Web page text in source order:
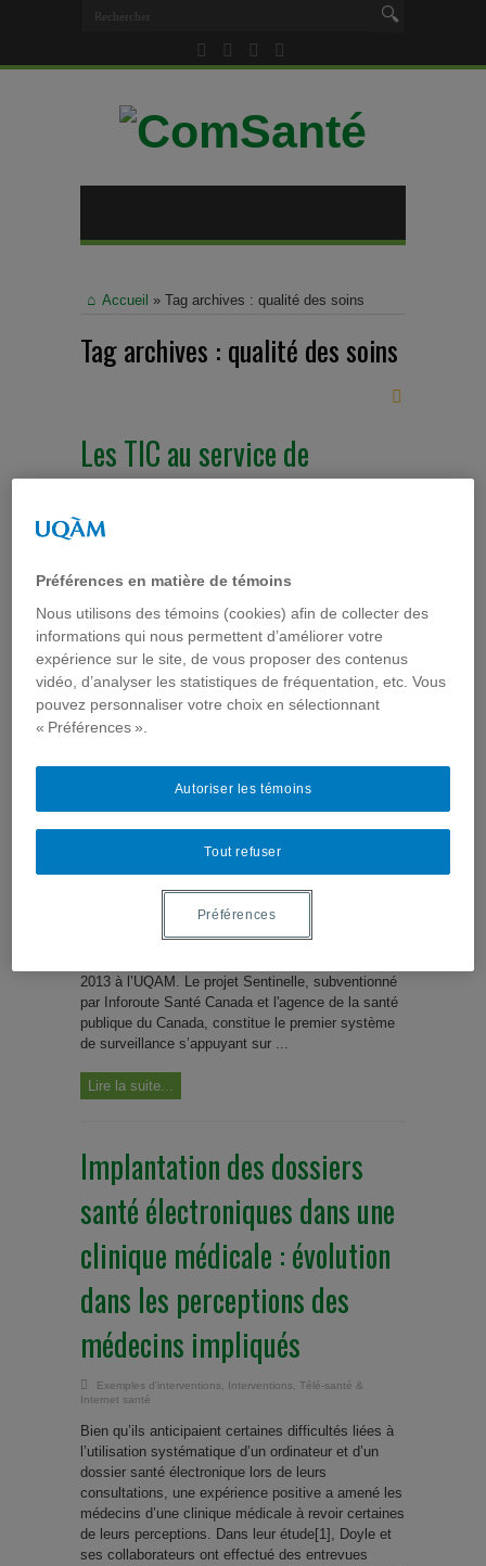
Accueil » Tag archives : qualité des soins
Tag archives : qualité des soins
Les TIC au service de
des soins. Le projet réseau
canadien de surveillance
sentinelle en soins primaires
Colloques,Événements,Évènements passés ,Exemples
,Interventions Télé-santé & Internet santé
Communication de la Dre. Michelle Greiver et du
Dr. Gilles Brousseau dans le cadre du colloque :
«La communication au cœur de la e-santé»,
2013 à l’UQAM. Le projet Sentinelle, subventionné
par Inforoute Santé Canada et l'agence de la santé
publique du Canada, constitue le premier système
de surveillance s’appuyant sur ...
Lire la suite...
Implantation des dossiers
santé électroniques dans une
clinique médicale : évolution
dans les perceptions des
médecins impliqués
Exemples d'interventions Interventions Télé-santé &
Internet santé
Bien qu’ils anticipaient certaines difficultés liées à
l’utilisation systématique d’un ordinateur et d’un
dossier santé électronique lors de leurs
consultations, une expérience positive a amené les
médecins d’une clinique médicale à revoir certaines
de leurs perceptions. Dans leur étude[1], Doyle et
ses collaborateurs ont effectué des entrevues
Préférences en matière de témoins
Nous utilisons des témoins (cookies) afin de collecter des
informations qui nous permettent d’améliorer votre
expérience sur le site, de vous proposer des contenus
vidéo, d’analyser les statistiques de fréquentation, etc. Vous
pouvez personnaliser votre choix en sélectionnant
« Préférences ».
Tout refuser
Autoriser les témoins
Préférences